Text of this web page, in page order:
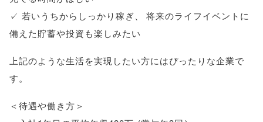
✓ 若いうちからしっかり稼ぎ、
将来のライフイベントに
備えた貯蓄や投資も楽しみたい
上記のような生活を実現したい方にはぴったりな企業で
す。
＜待遇や働き方＞